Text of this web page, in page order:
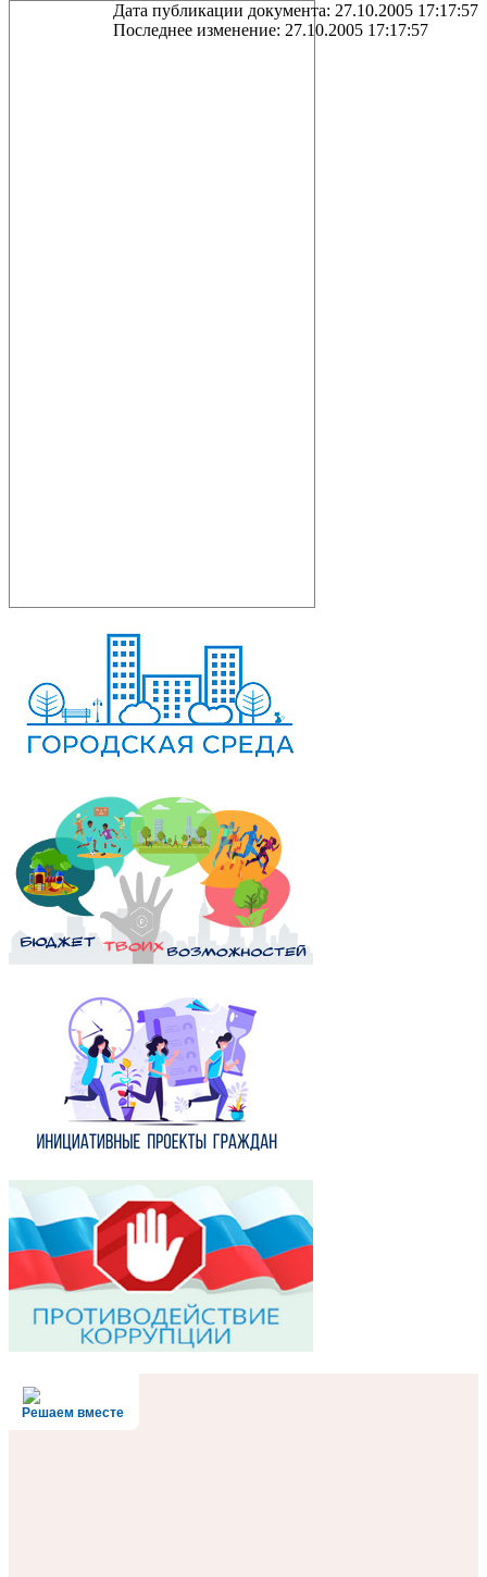
Дата публикации документа: 27.10.2005 17:17:57
Последнее изменение: 27.10.2005 17:17:57
Решаем вместе